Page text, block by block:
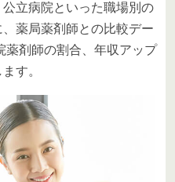
立病院といった職場別の
薬局薬剤師との比較デー
薬剤師の割合、年収アップ
す。